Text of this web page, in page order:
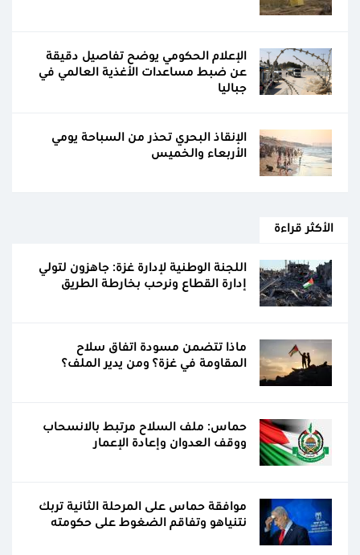
الإعلام الحكومي يوضح تفاصيل دقيقة
عن ضبط مساعدات الأغذية العالمي في
جباليا
الإنقاذ البحري تحذر من السباحة يومي
الأربعاء والخميس
الأكثر قراءة
اللجنة الوطنية لإدارة غزة: جاهزون لتولي
إدارة القطاع ونرحب بخارطة الطريق
ماذا تتضمن مسودة اتفاق سلاح
المقاومة في غزة؟ ومن يدير الملف؟
حماس: ملف السلاح مرتبط بالانسحاب
ووقف العدوان وإعادة الإعمار
موافقة حماس على المرحلة الثانية تربك
نتنياهو وتفاقم الضغوط على حكومته